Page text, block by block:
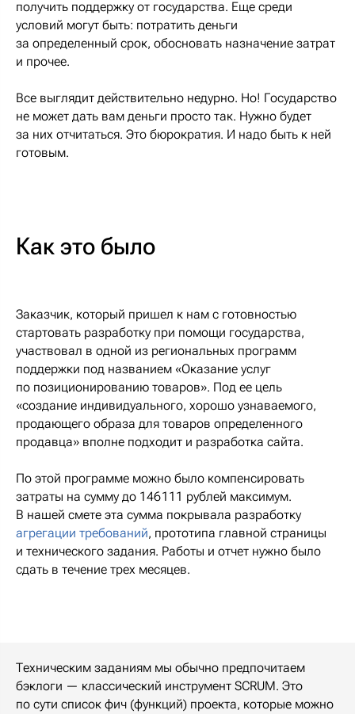
получить поддержку от государства. Еще среди
условий могут быть: потратить деньги
за определенный срок, обосновать назначение затрат
и прочее.
Все выглядит действительно недурно. Но! Государство
не может дать вам деньги просто так. Нужно будет
за них отчитаться. Это бюрократия. И надо быть к ней
готовым.
Как это было
Заказчик, который пришел к нам с готовностью
стартовать разработку при помощи государства,
участвовал в одной из региональных программ
поддержки под названием «Оказание услуг
по позиционированию товаров». Под ее цель
«создание индивидуального, хорошо узнаваемого,
продающего образа для товаров определенного
продавца» вполне подходит и разработка сайта.
По этой программе можно было компенсировать
затраты на сумму до 146 111 рублей максимум.
В нашей смете эта сумма покрывала разработку
агрегации требований, прототипа главной страницы
и технического задания. Работы и отчет нужно было
сдать в течение трех месяцев.
Техническим заданиям мы обычно предпочитаем
бэклоги — классический инструмент SCRUM. Это
по сути список фич (функций) проекта, которые можно